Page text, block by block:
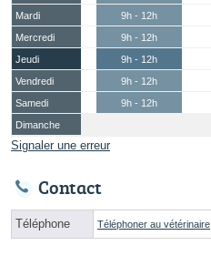
Mardi
9h - 12h
Mercredi
9h - 12h
Jeudi
9h - 12h
Vendredi
9h - 12h
Samedi
9h - 12h
Dimanche
Signaler une erreur
Contact
Téléphone Téléphoner au vétérinaire